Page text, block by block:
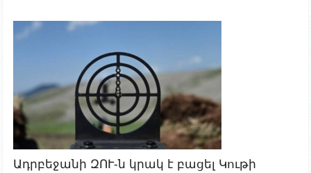
Ադրբեջանի ԶՈՒ-ն կրակ է բացել Կութի